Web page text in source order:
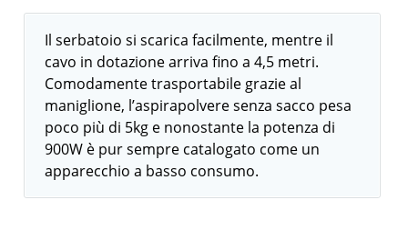
Il serbatoio si scarica facilmente, mentre il
cavo in dotazione arriva fino a 4,5 metri.
Comodamente trasportabile grazie al
maniglione, l’aspirapolvere senza sacco pesa
poco più di 5kg e nonostante la potenza di
900W è pur sempre catalogato come un
apparecchio a basso consumo.